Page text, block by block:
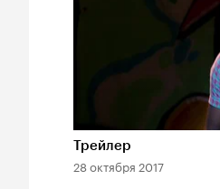
Длительность 2 мин
Трейлер
28 октября 2017